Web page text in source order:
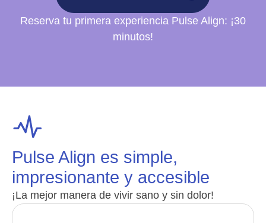
Reserva tu primera experiencia Pulse Align: ¡30
minutos!
Pulse Align es simple,
impresionante y accesible
¡La mejor manera de vivir sano y sin dolor!